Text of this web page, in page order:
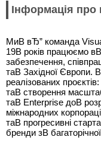
Інформація про
МиВ вЂ” команда
19В років працюємо
забезпечення,
таВ Західної Європи.
реалізованих
таВ створення
таВ Enterprise доВ
міжнародних
таВ прогресивні
бренди зВ